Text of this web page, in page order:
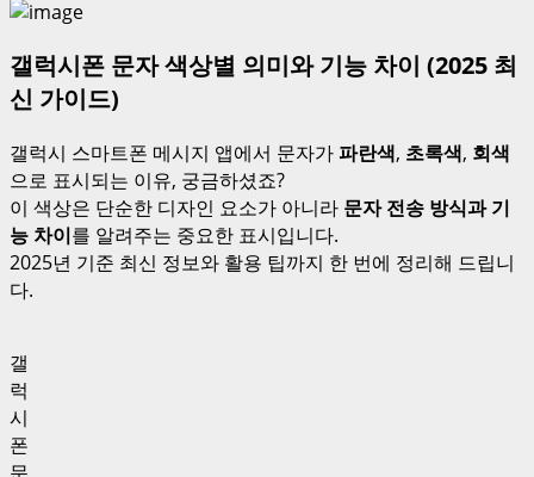
갤럭시폰 문자 색상별 의미와 기능 차이 (2025 최
신 가이드)
갤럭시 스마트폰 메시지 앱에서 문자가파란색, 초록색, 회색
으로 표시되는 이유, 궁금하셨죠?
이 색상은 단순한 디자인 요소가 아니라 문자 전송 방식과 기
능 차이를 알려주는 중요한 표시입니다.
2025년 기준 최신 정보와 활용 팁까지 한 번에 정리해 드립니
다.
갤
럭
시
폰